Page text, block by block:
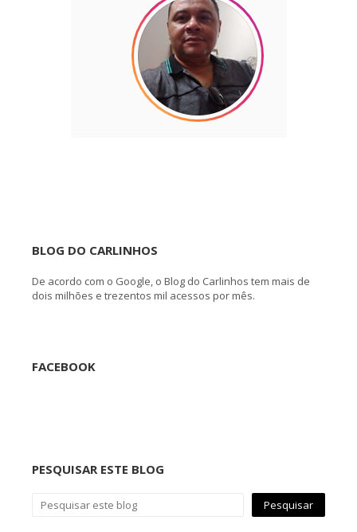
BLOG DO CARLINHOS
De acordo com o Google, o Blog do Carlinhos tem mais de
dois milhões e trezentos mil acessos por mês.
FACEBOOK
PESQUISAR ESTE BLOG